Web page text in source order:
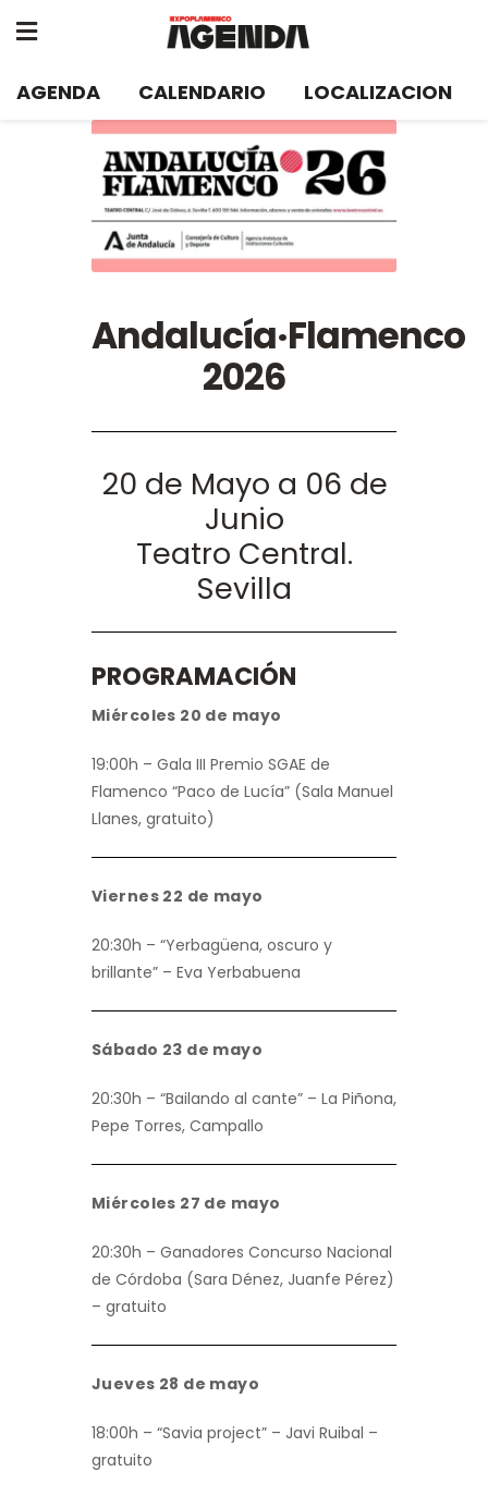
AGENDA CALENDARIO LOCALIZACION
Andalucía·Flamenco
2026
20 de Mayo a 06 de
Junio
Teatro Central.
Sevilla
PROGRAMACIÓN
Miércoles 20 de mayo
19:00h – Gala III Premio SGAE de
Flamenco “Paco de Lucía” (Sala Manuel
Llanes, gratuito)
Viernes 22 de mayo
20:30h – “Yerbagüena, oscuro y
brillante” – Eva Yerbabuena
Sábado 23 de mayo
20:30h – “Bailando al cante” – La Piñona,
Pepe Torres, Campallo
Miércoles 27 de mayo
20:30h – Ganadores Concurso Nacional
de Córdoba (Sara Dénez, Juanfe Pérez)
– gratuito
Jueves 28 de mayo
18:00h – “Savia project” – Javi Ruibal –
gratuito